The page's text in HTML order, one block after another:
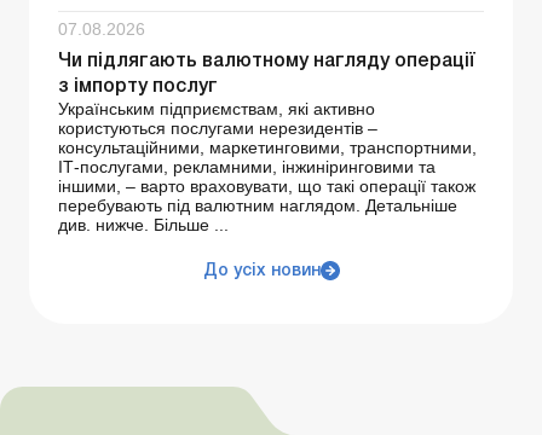
07.08.2026
Чи підлягають валютному нагляду операції
з імпорту послуг
Українським підприємствам, які активно
користуються послугами нерезидентів –
консультаційними, маркетинговими, транспортними,
ІТ-послугами, рекламними, інжиніринговими та
іншими, – варто враховувати, що такі операції також
перебувають під валютним наглядом. Детальніше
див. нижче. Більше ...
До усіх новин